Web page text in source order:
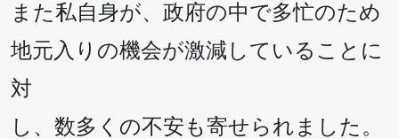
また私自身が、政府の中で多忙のため
地元入りの機会が激減していることに
対
し、数多くの不安も寄せられました。